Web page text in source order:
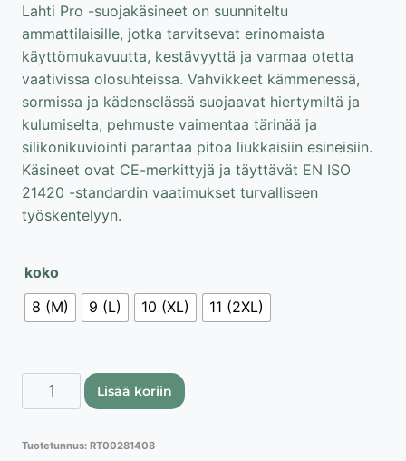
Lahti Pro -suojakäsineet on suunniteltu
ammattilaisille, jotka tarvitsevat erinomaista
käyttömukavuutta, kestävyyttä ja varmaa otetta
vaativissa olosuhteissa. Vahvikkeet kämmenessä,
sormissa ja kädenselässä suojaavat hiertymiltä ja
kulumiselta, pehmuste vaimentaa tärinää ja
silikonikuviointi parantaa pitoa liukkaisiin esineisiin.
Käsineet ovat CE-merkittyjä ja täyttävät EN ISO
21420 -standardin vaatimukset turvalliseen
työskentelyyn.
koko
8 (M)
9 (L) 10 (XL) 11 (2XL)
Lahti
Pro
EN
Lisää koriin
Tuotetunnus: RT00281408